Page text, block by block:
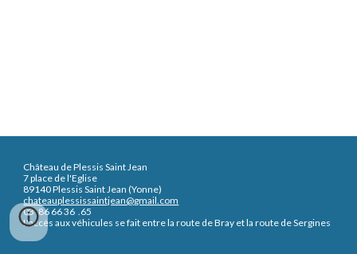
Château de Plessis Saint Jean
7 place de l'Eglise
89140 Plessis Saint Jean (Yonne)
chateauplessissaintjean@gmail.com
03.86 66 36 .65
L'accès aux véhicules se fait entre la route de Bray et la route de Sergines